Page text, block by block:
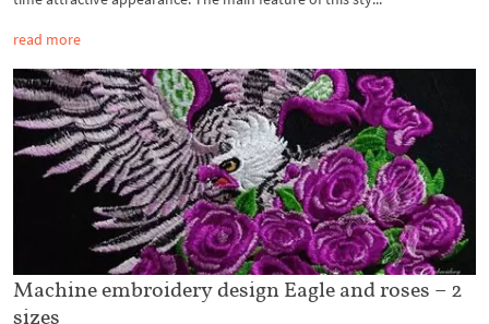
read more
Machine embroidery design Eagle and roses – 2
sizes